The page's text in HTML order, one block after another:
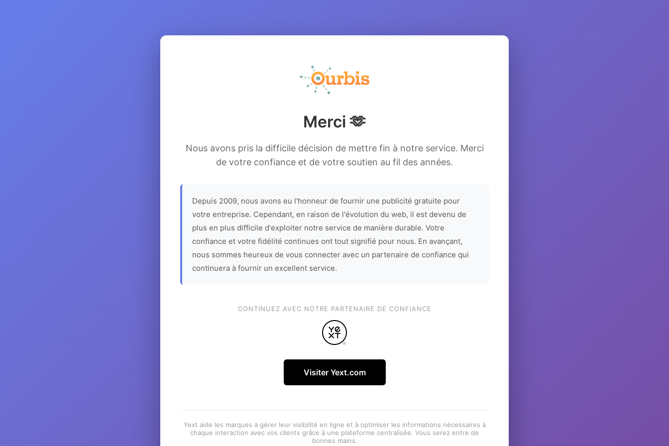
Merci 🫶
Nous avons pris la difficile décision de mettre fin à notre service. Merci
de votre confiance et de votre soutien au fil des années.
Depuis 2009, nous avons eu l'honneur de fournir une publicité gratuite pour
votre entreprise. Cependant, en raison de l'évolution du web, il est devenu de
plus en plus difficile d'exploiter notre service de manière durable. Votre
confiance et votre fidélité continues ont tout signifié pour nous. En avançant,
nous sommes heureux de vous connecter avec un partenaire de confiance qui
continuera à fournir un excellent service.
CONTINUEZ AVEC NOTRE PARTENAIRE DE CONFIANCE
Visiter Yext.com
Yext aide les marques à gérer leur visibilité en ligne et à optimiser les informations nécessaires à
chaque interaction avec vos clients grâce à une plateforme centralisée. Vous serez entre de
bonnes mains.